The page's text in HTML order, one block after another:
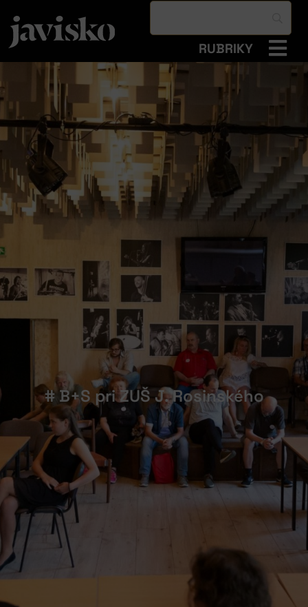
RUBRIKY
# B+S pri ZUŠ J. Rosinského